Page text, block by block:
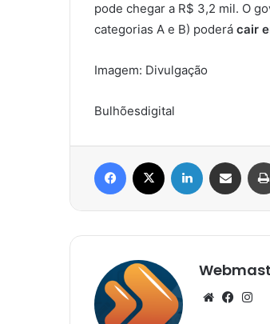
pode chegar a R$ 3,2 mil. O
categorias A e B) poderá cair
Imagem: Divulgação
Bulhõesdigital
Facebook Linkedin Compartilhar via e-mail
Website